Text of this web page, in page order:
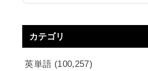
カテゴリ
英単語 (100,257)